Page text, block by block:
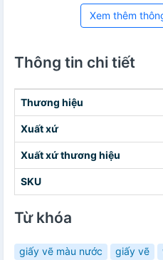
Xem thêm
Thông tin chi tiết
Thương hiệu
Xuất xứ
Xuất xứ thương hiệu
SKU
Từ khóa
giấy vẽ màu nước giấy vẽ